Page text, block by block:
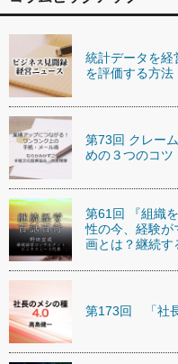
統計データを
を評価する方法
第73回 クレー
めの３つのコツ
第61回 『組織
性の今、経験が
画とは？継続す
第173回 「社